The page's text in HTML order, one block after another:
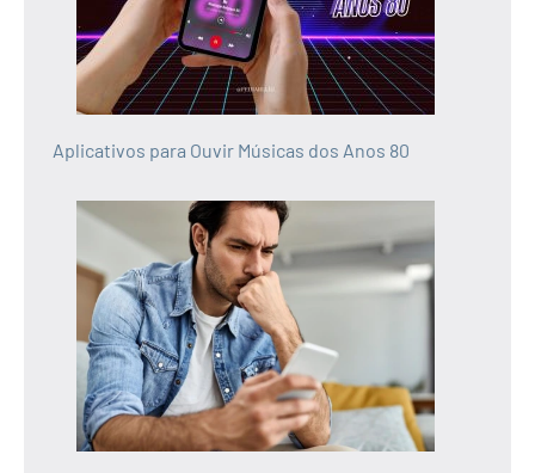
Aplicativos para Ouvir Músicas dos Anos 80